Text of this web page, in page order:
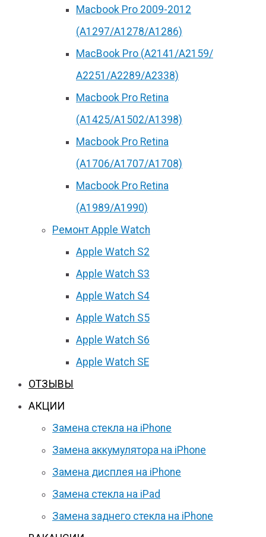
Macbook Pro 2009-2012
(A1297/A1278/A1286)
MacBook Pro (А2141/А2159/
А2251/A2289/A2338)
Macbook Pro Retina
(А1425/A1502/A1398)
Macbook Pro Retina
(А1706/A1707/A1708)
Macbook Pro Retina
(А1989/A1990)
Ремонт Apple Watch
Apple Watch S2
Apple Watch S3
Apple Watch S4
Apple Watch S5
Apple Watch S6
Apple Watch SE
ОТЗЫВЫ
АКЦИИ
Замена стекла на iPhone
Замена аккумулятора на iPhone
Замена дисплея на iPhone
Замена стекла на iPad
Замена заднего стекла на iPhone